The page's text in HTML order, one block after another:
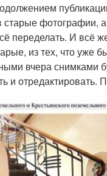
фотографии,
переделать. И
из тех, что уже
вчера снимками
отредактировать.